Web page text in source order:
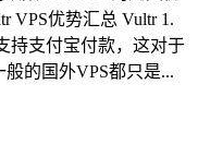
VPS优势汇总 Vultr 1.
持支付宝付款，这对于
的国外VPS都只是...